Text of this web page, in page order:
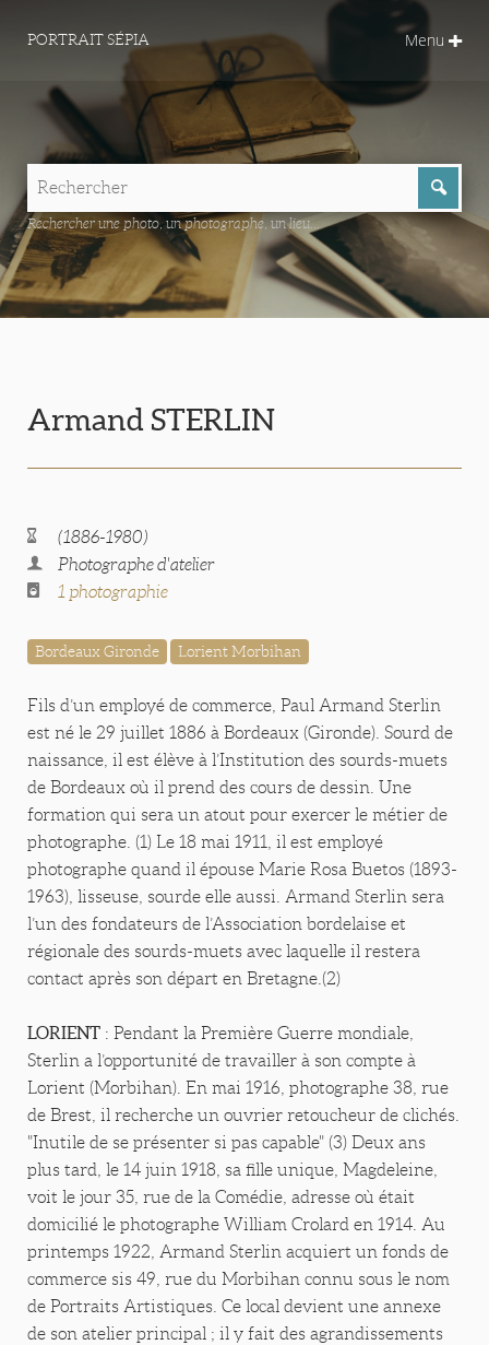
PORTRAIT SÉPIA Menu
Rechercher une photo, un photographe, un lieu...
Armand STERLIN
(1886-1980)
Photographe d'atelier
1 photographie
Bordeaux Gironde Lorient Morbihan
Fils d’un employé de commerce, Paul Armand Sterlin
est né le 29 juillet 1886 à Bordeaux (Gironde). Sourd de
naissance, il est élève à l’Institution des sourds-muets
de Bordeaux où il prend des cours de dessin. Une
formation qui sera un atout pour exercer le métier de
photographe. (1) Le 18 mai 1911, il est employé
photographe quand il épouse Marie Rosa Buetos (1893-
1963), lisseuse, sourde elle aussi. Armand Sterlin sera
l’un des fondateurs de l’Association bordelaise et
régionale des sourds-muets avec laquelle il restera
contact après son départ en Bretagne.(2)
LORIENT : Pendant la Première Guerre mondiale,
Sterlin a l’opportunité de travailler à son compte à
Lorient (Morbihan). En mai 1916, photographe 38, rue
de Brest, il recherche un ouvrier retoucheur de clichés.
"Inutile de se présenter si pas capable" (3) Deux ans
plus tard, le 14 juin 1918, sa fille unique, Magdeleine,
voit le jour 35, rue de la Comédie, adresse où était
domicilié le photographe William Crolard en 1914. Au
printemps 1922, Armand Sterlin acquiert un fonds de
commerce sis 49, rue du Morbihan connu sous le nom
de Portraits Artistiques. Ce local devient une annexe
de son atelier principal ; il y fait des agrandissements